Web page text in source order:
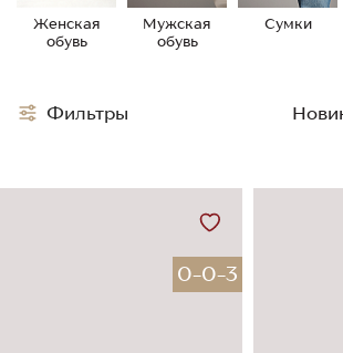
Женская
обувь
Мужская
обувь
Сумки
0-0-3
Фильтры